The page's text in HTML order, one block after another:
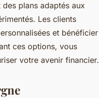
plans adaptés aux
Les clients
et bénéficier
ces options, vous
votre avenir financier.